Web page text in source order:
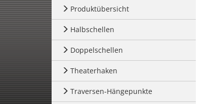
Produktübersicht
Halbschellen
Doppelschellen
Theaterhaken
Traversen-Hängepunkte